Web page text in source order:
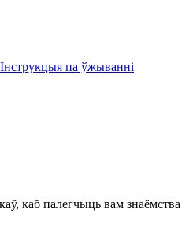
па ўжыванні
каб палегчыць вам знаёмства